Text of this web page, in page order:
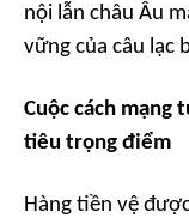
nội lẫn châu Âu
vững của câu lạc
Cuộc cách mạng
tiêu trọng điểm
Hàng tiền vệ